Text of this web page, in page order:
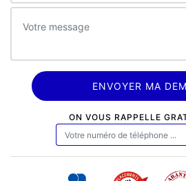
ON VOUS RAPPELLE